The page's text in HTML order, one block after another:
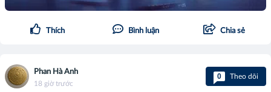
Thích Bình luận Chia sẻ
Phan Hà Anh
18 giờ trước
0 Theo dõi